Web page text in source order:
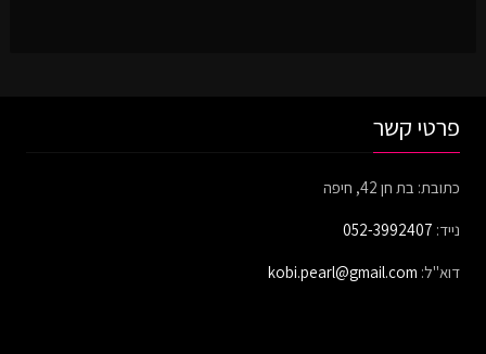
פרטי קשר
כתובת: בת חן 42, חיפה
נייד: 052-3992407
דוא"ל: kobi.pearl@gmail.com